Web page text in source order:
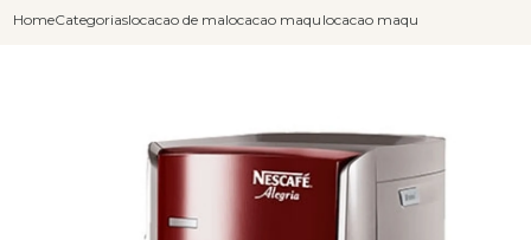
HomeCategoriaslocacao de maquinas de cafe
locacao maquina de cafelocacao maquinas de cafe